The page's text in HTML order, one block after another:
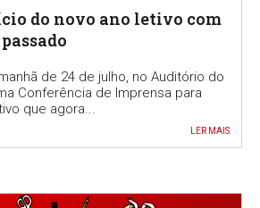
do novo ano letivo com
de 24 de julho, no Auditório do
Conferência de Imprensa para
que agora...
LER MAIS